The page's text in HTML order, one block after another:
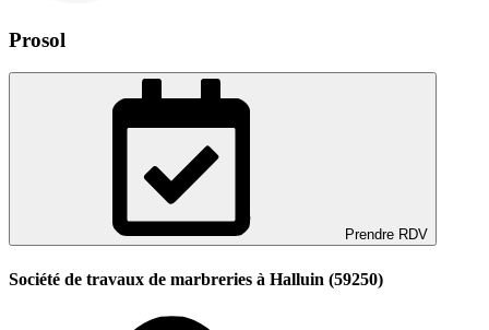
Prosol
Prendre RDV
Société de travaux de marbreries à Halluin (59250)